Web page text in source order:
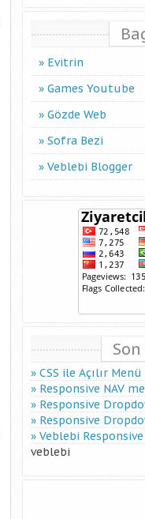
Evitrin
Games Youtube
Gözde Web
Sofra Bezi
Veblebi Blogger
CSS ile Açılır Menü
Responsive NAV
Responsive
Responsive
Veblebi Responsive
veblebi